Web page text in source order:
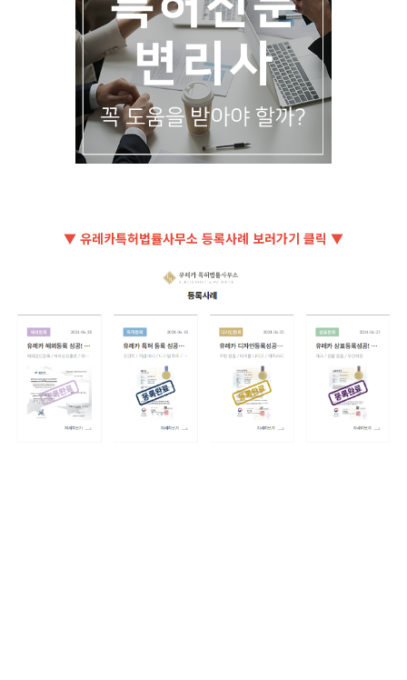
▼ 유레카특허법률사무소 등록사례 보러가기 클릭 ▼